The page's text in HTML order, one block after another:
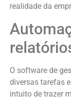
realidade da
O software de
diversas tarefas e
intuito de trazer